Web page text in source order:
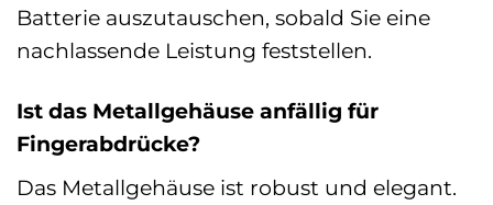
Batterie auszutauschen, sobald Sie eine
nachlassende Leistung feststellen.
Ist das Metallgehäuse anfällig für
Fingerabdrücke?
Das Metallgehäuse ist robust und elegant.